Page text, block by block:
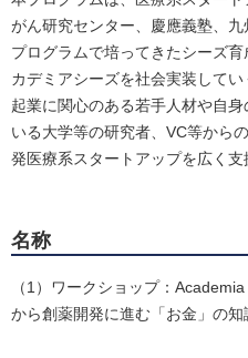
がん研究センター、慶應義塾、
プログラムで培ってきたシーズ
カデミアシーズを社会実装してい
起業に関心のある若手人材や自
いる大学等の研究者、VC等から
発医療系スタートアップを広く支
名称
（1）ワークショップ：
から創薬開発に進む「お金」の知